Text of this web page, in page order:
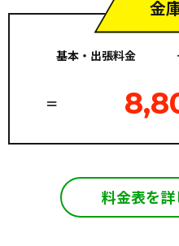
金
基本・出張料金
料金表を